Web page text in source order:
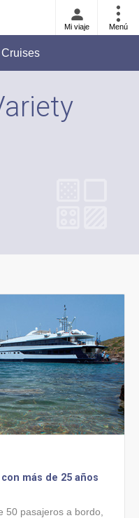
Mi viaje Menú
más de 25 años
50 pasajeros a bordo,